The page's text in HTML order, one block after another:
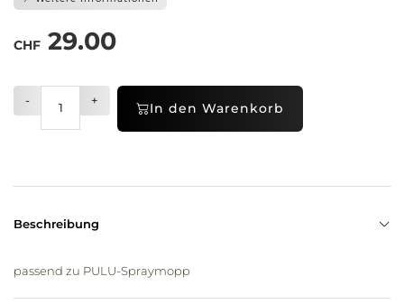
CHF 29.00
- + In den Warenkorb
Beschreibung
passend zu PULU-Spraymopp